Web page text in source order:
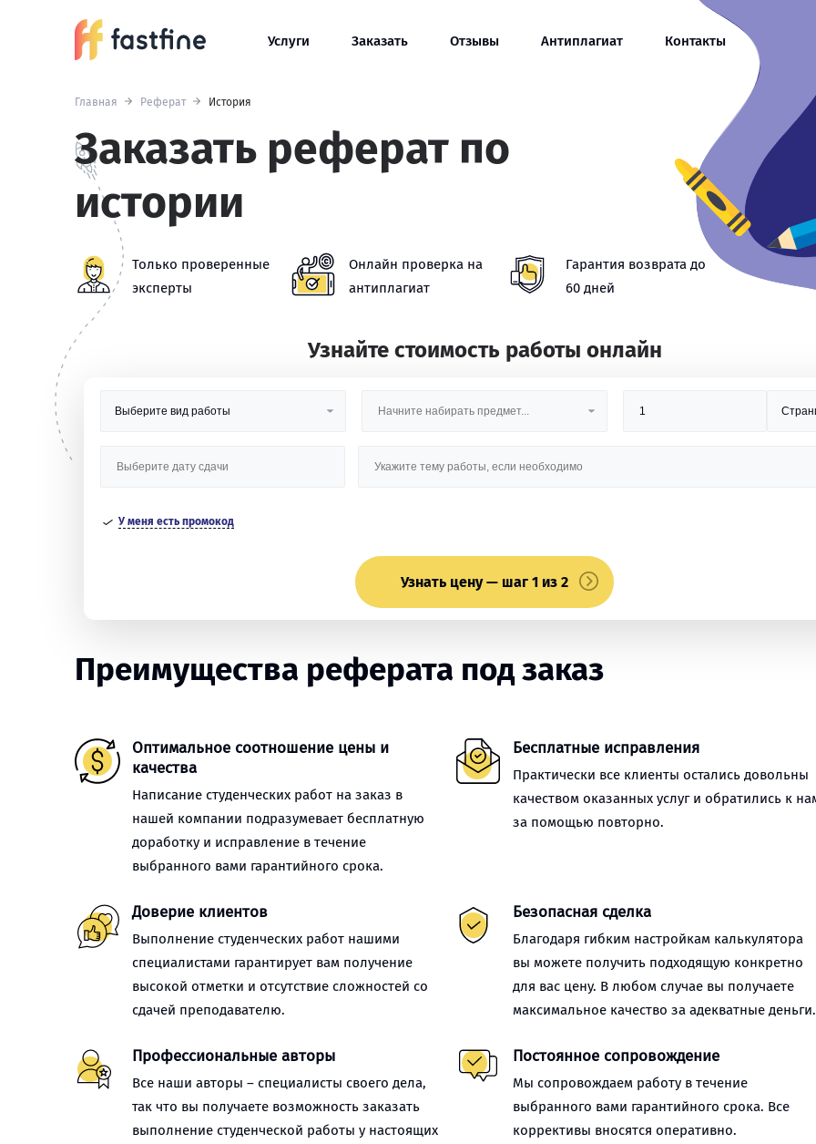
Услуги Заказать Отзывы Антиплагиат Контакты
Главная Реферат История
Заказать реферат по
истории
Только проверенные
эксперты
Онлайн проверка на
антиплагиат
Гарантия возврата до
60 дней
Узнайте стоимость работы онлайн
У меня есть промокод
Узнать цену — шаг 1 из 2
Преимущества реферата под заказ
Оптимальное соотношение цены и
качества
Написание студенческих работ на заказ в
нашей компании подразумевает бесплатную
доработку и исправление в течение
выбранного вами гарантийного срока.
Бесплатные исправления
Практически все клиенты остались довольны
качеством оказанных услуг и обратились к
за помощью повторно.
Доверие клиентов
Выполнение студенческих работ нашими
специалистами гарантирует вам получение
высокой отметки и отсутствие сложностей со
сдачей преподавателю.
Безопасная сделка
Благодаря гибким настройкам калькулятора
вы можете получить подходящую конкретно
для вас цену. В любом случае вы получаете
максимальное качество за адекватные деньги.
Профессиональные авторы
Все наши авторы – специалисты своего дела,
так что вы получаете возможность заказать
выполнение студенческой работы у настоящих
Постоянное сопровождение
Мы сопровождаем работу в течение
выбранного вами гарантийного срока. Все
коррективы вносятся оперативно.